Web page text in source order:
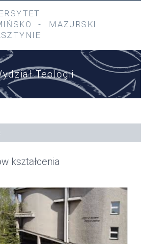
- MAZURSKI
Teologii
kształcenia